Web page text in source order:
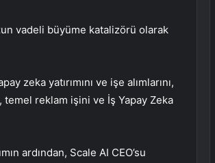
vadeli büyüme katalizörü olarak
zeka yatırımını ve işe alımlarını,
temel reklam işini ve İş Yapay Zeka
ardından, Scale AI CEO’su